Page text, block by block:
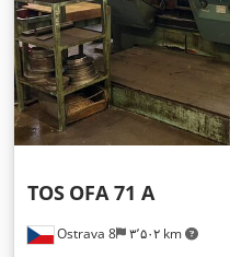
Ostrava 8 ۳٬۵۰۲ km
TOS OFA 71 A